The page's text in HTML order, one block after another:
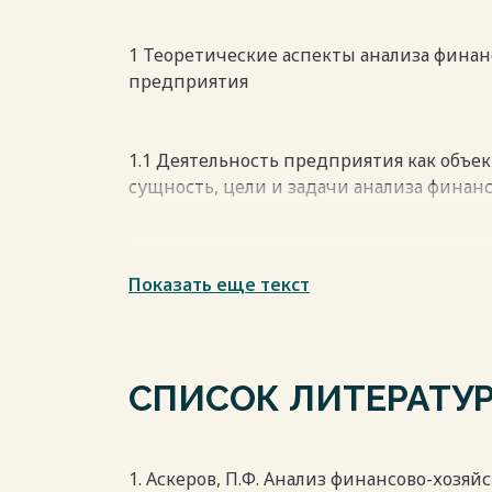
Весь текст будет доступен
Весь текст будет доступенпосле
1 Теоретические аспекты анализа
предприятия
1.1 Деятельность предприятия как
сущность, цели и задачи анализа
финансового состояния, так как
надежности предприятия.
отношении понятия «финансовое
Показать еще текст
СПИСОК
1. Аскеров, П.Ф. Анализ финансово-